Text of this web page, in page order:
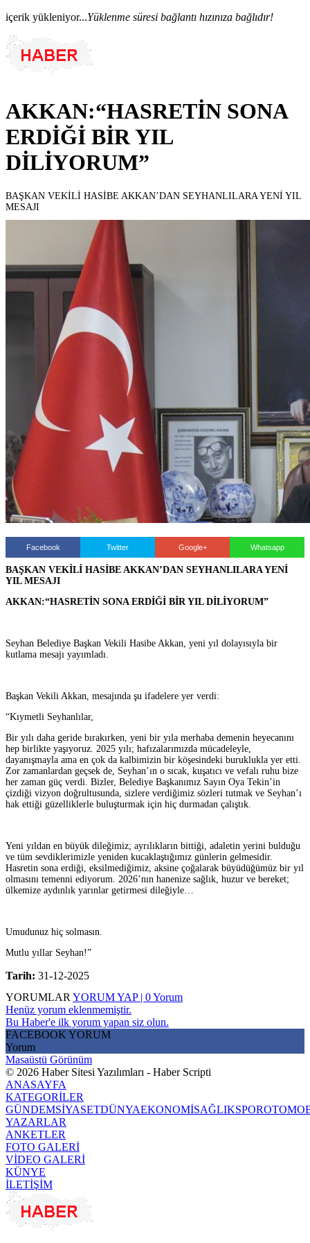
içerik yükleniyor...Yüklenme süresi bağlantı hızınıza bağlıdır!
AKKAN:“HASRETİN SONA
ERDİĞİ BİR YIL
DİLİYORUM”
BAŞKAN VEKİLİ HASİBE AKKAN’DAN SEYHANLILARA YENİ YIL
MESAJI
Facebook Twitter Google+ Whatsapp
BAŞKAN VEKİLİ HASİBE AKKAN’DAN SEYHANLILARA YENİ
YIL MESAJI
AKKAN:“HASRETİN SONA ERDİĞİ BİR YIL DİLİYORUM”
Seyhan Belediye Başkan Vekili Hasibe Akkan, yeni yıl dolayısıyla bir
kutlama mesajı yayımladı.
Başkan Vekili Akkan, mesajında şu ifadelere yer verdi:
“Kıymetli Seyhanlılar,
Bir yılı daha geride bırakırken, yeni bir yıla merhaba demenin heyecanını
hep birlikte yaşıyoruz. 2025 yılı; hafızalarımızda mücadeleyle,
dayanışmayla ama en çok da kalbimizin bir köşesindeki buruklukla yer etti.
Zor zamanlardan geçsek de, Seyhan’ın o sıcak, kuşatıcı ve vefalı ruhu bize
her zaman güç verdi. Bizler, Belediye Başkanımız Sayın Oya Tekin’in
çizdiği vizyon doğrultusunda, sizlere verdiğimiz sözleri tutmak ve Seyhan’ı
hak ettiği güzelliklerle buluşturmak için hiç durmadan çalıştık.
Yeni yıldan en büyük dileğimiz; ayrılıkların bittiği, adaletin yerini bulduğu
ve tüm sevdiklerimizle yeniden kucaklaştığımız günlerin gelmesidir.
Hasretin sona erdiği, eksilmediğimiz, aksine çoğalarak büyüdüğümüz bir yıl
olmasını temenni ediyorum. 2026’nın hanenize sağlık, huzur ve bereket;
ülkemize aydınlık yarınlar getirmesi dileğiyle…
Umudunuz hiç solmasın.
Mutlu yıllar Seyhan!”
Tarih: 31-12-2025
YORUMLAR YORUM YAP | 0 Yorum
Henüz yorum eklenmemiştir.
Bu Haber'e ilk yorum yapan siz olun.
FACEBOOK YORUM
Yorum
Masaüstü Görünüm
© 2026 Haber Sitesi Yazılımları - Haber Scripti
ANASAYFA
KATEGORİLER
GÜNDEMSİYASETDÜNYAEKONOMİSAĞLIKSPOR
YAZARLAR
ANKETLER
FOTO GALERİ
VİDEO GALERİ
KÜNYE
İLETİŞİM